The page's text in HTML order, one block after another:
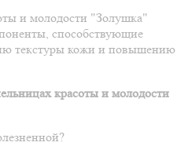
и молодости "Золушка"
способствующие
текстуры кожи и повышению
красоты и молодости